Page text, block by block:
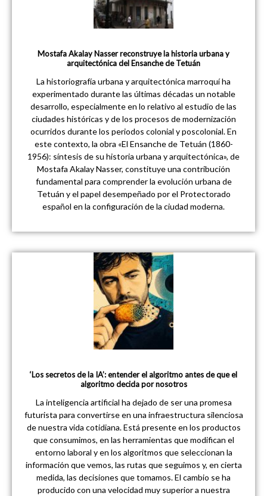
Mostafa Akalay Nasser reconstruye la historia urbana y
arquitectónica del Ensanche de Tetuán
La historiografía urbana y arquitectónica marroquí ha
experimentado durante las últimas décadas un notable
desarrollo, especialmente en lo relativo al estudio de las
ciudades históricas y de los procesos de modernización
ocurridos durante los periodos colonial y poscolonial. En
este contexto, la obra «El Ensanche de Tetuán (1860-
1956): síntesis de su historia urbana y arquitectónica», de
Mostafa Akalay Nasser, constituye una contribución
fundamental para comprender la evolución urbana de
Tetuán y el papel desempeñado por el Protectorado
español en la configuración de la ciudad moderna.
‘Los secretos de la IA’: entender el algoritmo antes de que el
algoritmo decida por nosotros
La inteligencia artificial ha dejado de ser una promesa
futurista para convertirse en una infraestructura silenciosa
de nuestra vida cotidiana. Está presente en los productos
que consumimos, en las herramientas que modifican el
entorno laboral y en los algoritmos que seleccionan la
información que vemos, las rutas que seguimos y, en cierta
medida, las decisiones que tomamos. El cambio se ha
producido con una velocidad muy superior a nuestra